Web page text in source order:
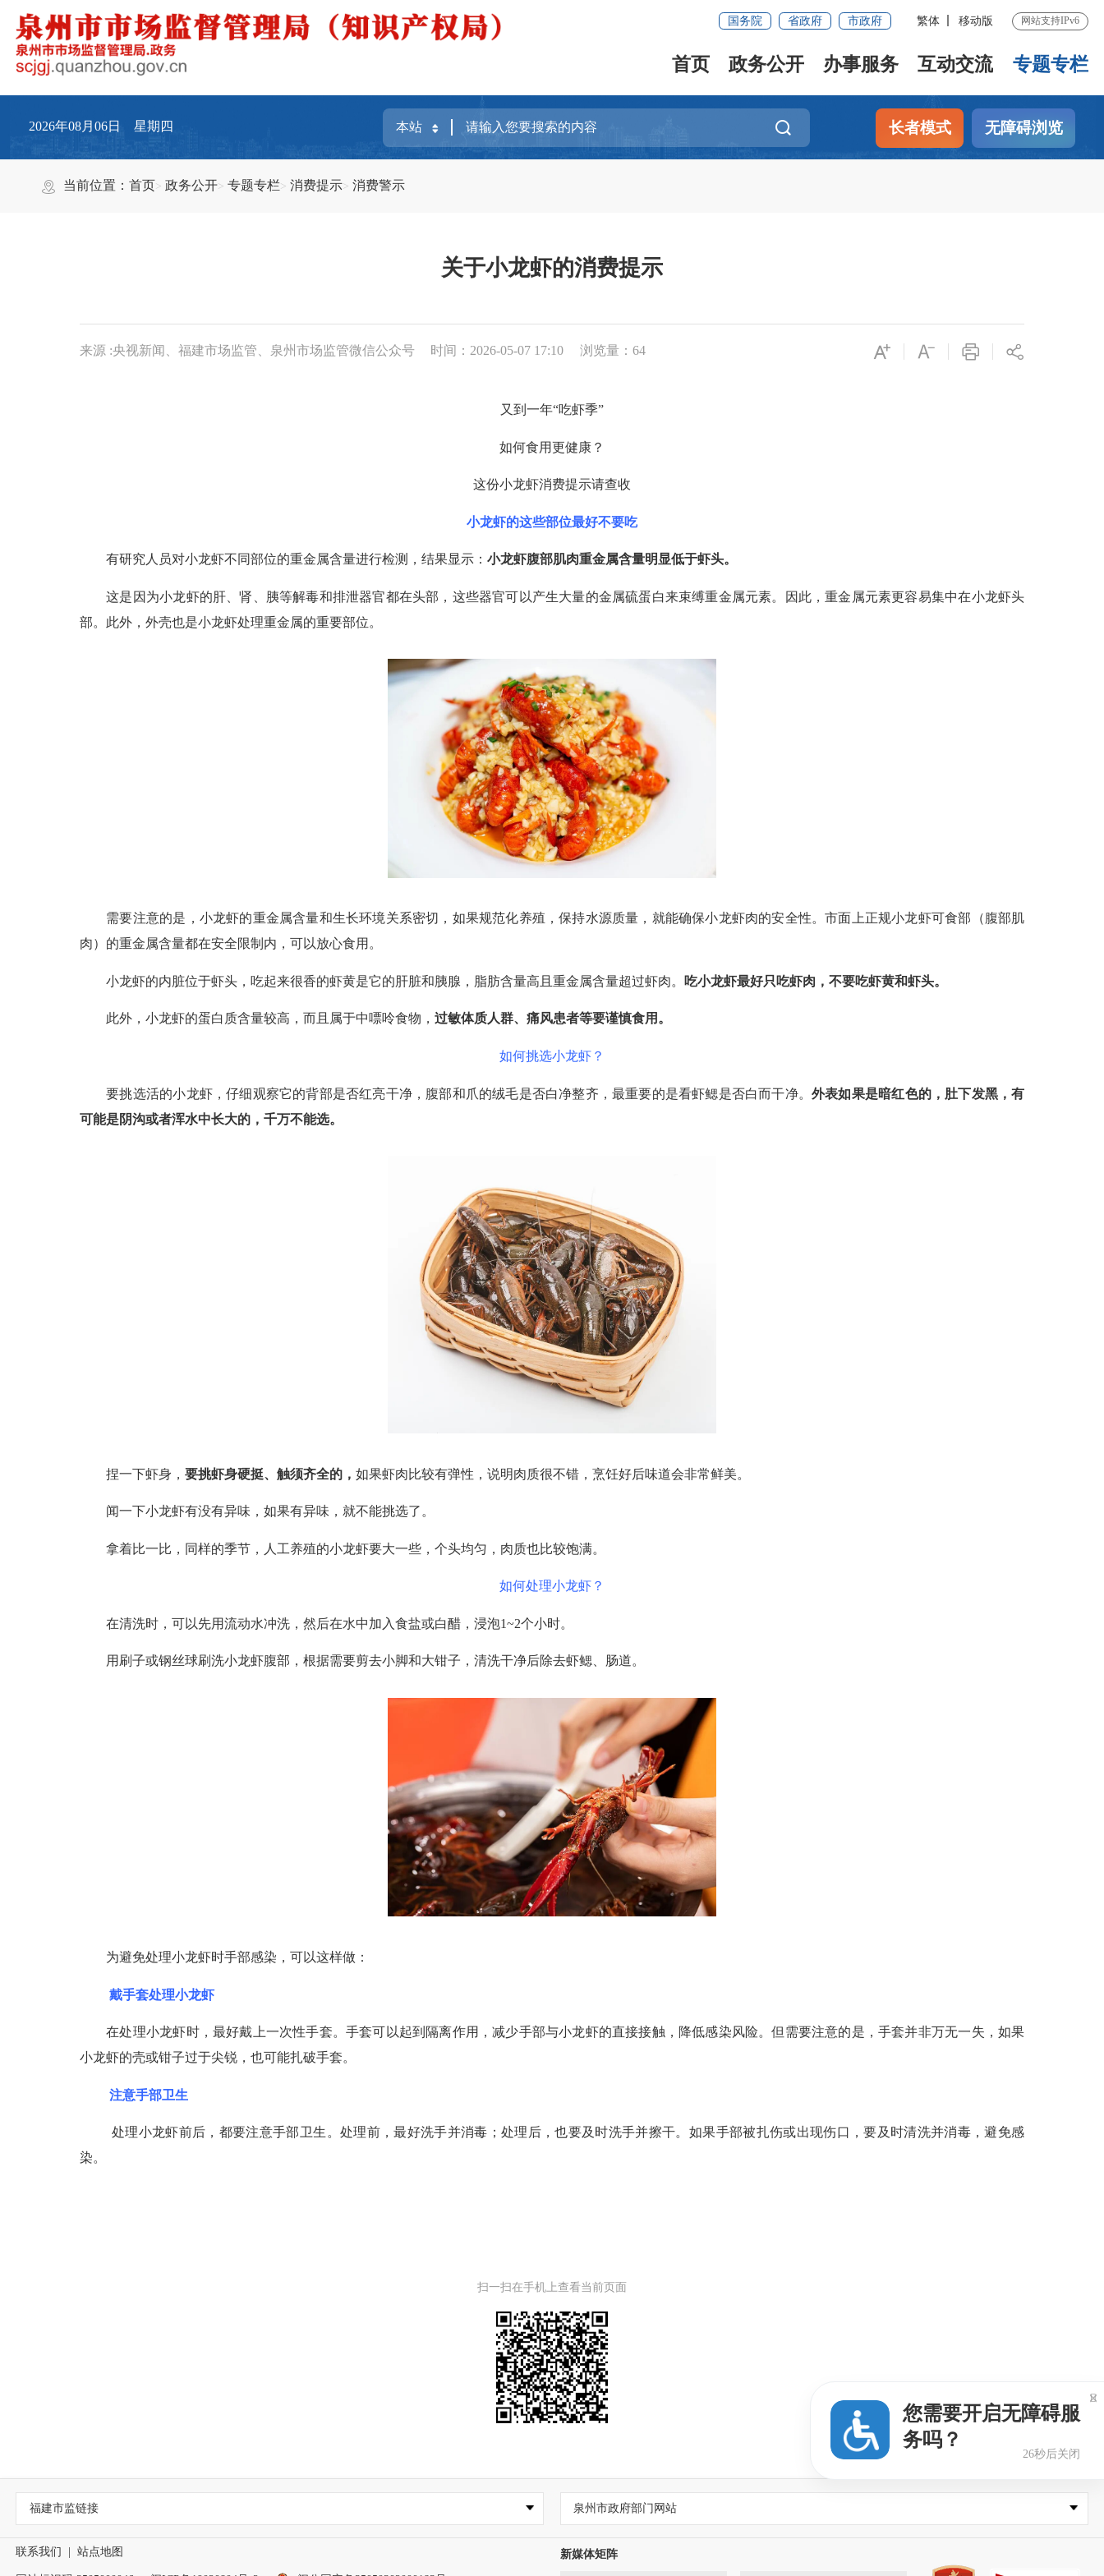
国务院 省政府 市政府 繁体 移动版 网站支持IPv6
首页 政务公开 办事服务 互动交流 专题专栏
2026年08月06日 星期四 长者模式 无障碍浏览
当前位置：首页 政务公开 专题专栏 消费提示 消费警示
关于小龙虾的消费提示
来源 :央视新闻、福建市场监管、泉州市场监管微信公众号 时间：2026-05-07 17:10 浏览量： 64
又到一年“吃虾季”
如何食用更健康？
这份小龙虾消费提示请查收
小龙虾的这些部位最好不要吃
有研究人员对小龙虾不同部位的重金属含量进行检测，结果显示： 小龙虾腹部肌肉重金属含量明显低于虾头。
这是因为小龙虾的肝、肾、胰等解毒和排泄器官都在头部，这些器官可以产生大量的金属硫蛋白来束缚重金属元素。因此，重金属元素更容易集中在小龙虾头
部。此外，外壳也是小龙虾处理重金属的重要部位。
需要注意的是，小龙虾的重金属含量和生长环境关系密切，如果规范化养殖，保持水源质量，就能确保小龙虾肉的安全性。市面上正规小龙虾可食部（腹部肌
肉）的重金属含量都在安全限制内，可以放心食用。
小龙虾的内脏位于虾头，吃起来很香的虾黄是它的肝脏和胰腺，脂肪含量高且重金属含量超过虾肉。 吃小龙虾最好只吃虾肉，不要吃虾黄和虾头。
此外，小龙虾的蛋白质含量较高，而且属于中嘌呤食物， 过敏体质人群、痛风患者等要谨慎食用。
如何挑选小龙虾？
要挑选活的小龙虾，仔细观察它的背部是否红亮干净，腹部和爪的绒毛是否白净整齐，最重要的是看虾鳃是否白而干净。外表如果是暗红色的，肚下发黑，有
可能是阴沟或者浑水中长大的，千万不能选。
捏一下虾身， 要挑虾身硬挺、触须齐全的， 如果虾肉比较有弹性，说明肉质很不错，烹饪好后味道会非常鲜美。
闻一下小龙虾有没有异味，如果有异味，就不能挑选了。
拿着比一比，同样的季节，人工养殖的小龙虾要大一些，个头均匀，肉质也比较饱满。
如何处理小龙虾？
在清洗时，可以先用流动水冲洗，然后在水中加入食盐或白醋，浸泡1~2个小时。
用刷子或钢丝球刷洗小龙虾腹部，根据需要剪去小脚和大钳子，清洗干净后除去虾鳃、肠道。
为避免处理小龙虾时手部感染，可以这样做：
戴手套处理小龙虾
在处理小龙虾时，最好戴上一次性手套。手套可以起到隔离作用，减少手部与小龙虾的直接接触，降低感染风险。但需要注意的是，手套并非万无一失，如果
小龙虾的壳或钳子过于尖锐，也可能扎破手套。
注意手部卫生
处理小龙虾前后，都要注意手部卫生。处理前，最好洗手并消毒；处理后，也要及时洗手并擦干。如果手部被扎伤或出现伤口，要及时清洗并消毒，避免感
染。
扫一扫在手机上查看当前页面
福建市监链接 泉州市政府部门网站
联系我们 站点地图 新媒体矩阵
您需要开启无障碍服
务吗？
25秒后关闭
